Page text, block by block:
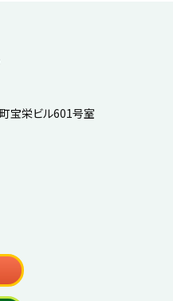
宝栄ビル601号室